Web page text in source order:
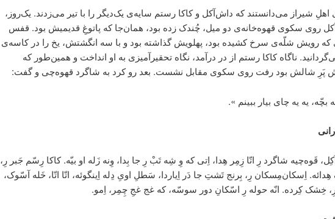
شیراز می‌دانستند که داش‌آکل و کاکا رستم سایه‌ی یک‌دیگر را با تیر می‌زدند. یک‌روز،
روی سکوی قهوه‌خانه‌ی دو میل، چُندک زده بود، همان‌جا که پاتوغِ قدیمیش بود. قفس
رویش شلّه‌ی سرخ کشیده بود، پهلویش گذاشته بود و با سه انگشتش، یخ را در کاسه‌ی
ناگاه کاکا رستم از در درآمد، نگاه تحقیر‌آمیزی به او انداخت و همین‌طور که
پَرِ شالش بود رفت روی سکوی مقابل نشست. بعد رو کرد به شاگرد قهوه‌چی و گفت:
بچّه، یه یه چای بیار ببینم ».
قَوه‌چیه شاگرد رِ اتّا زِمِر هِدا، اِتی که وِ شِه تَبْ رِ جا بِدا، وِنه زَله او بیّه. کاکا رِسّم جَبر رِ،
اِسکان‌مِسکان رِ، بِرنج تَشتِ جا دَر اِیاردا، سَطلِ اویِ دِله اِینگوئه، اتّا اتّا، خَله آسّوک،
رِ، خِشک کِرده. انّه حوله رِ اسّکانِ دور سوسّه، که غج غجِ چِمِر، اِمو.